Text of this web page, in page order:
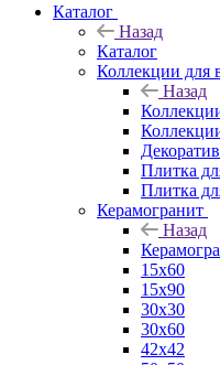
Каталог
Назад
Каталог
Коллекции для
Назад
Плитка
Плитка
Керамогранит
Назад
15х60
15x90
30х30
30х60
42х42